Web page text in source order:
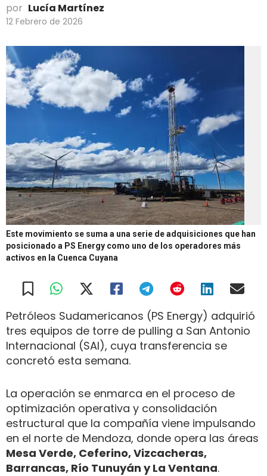
por Lucía Martínez
12 Febrero de 2026
Este movimiento se suma a una serie de adquisiciones que han
posicionado a PS Energy como uno de los operadores más
activos en la Cuenca Cuyana
Petróleos Sudamericanos (PS Energy) adquirió
tres equipos de torre de pulling a San Antonio
Internacional (SAI), cuya transferencia se
concretó esta semana.
La operación se enmarca en el proceso de
optimización operativa y consolidación
estructural que la compañía viene impulsando
en el norte de Mendoza, donde opera las áreas
Mesa Verde, Ceferino, Vizcacheras,
Barrancas, Río Tunuyán y La Ventana.